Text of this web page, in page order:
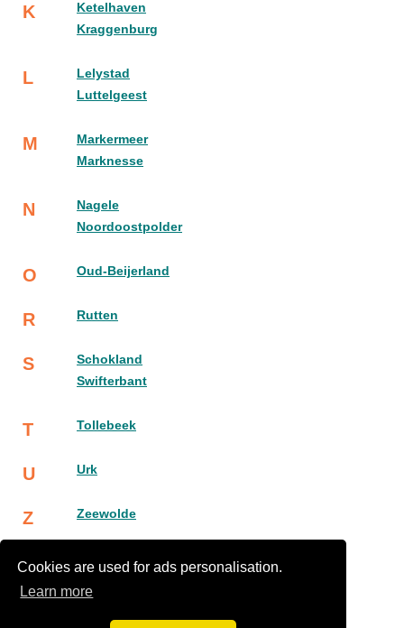
Cookies are used for ads personalisation.
Learn more
K
Ketelhaven
Kraggenburg
L
Lelystad
Luttelgeest
M
Markermeer
Marknesse
N
Nagele
Noordoostpolder
O Oud-Beijerland
R Rutten
S
Schokland
Swifterbant
T Tollebeek
U Urk
Z Zeewolde
L